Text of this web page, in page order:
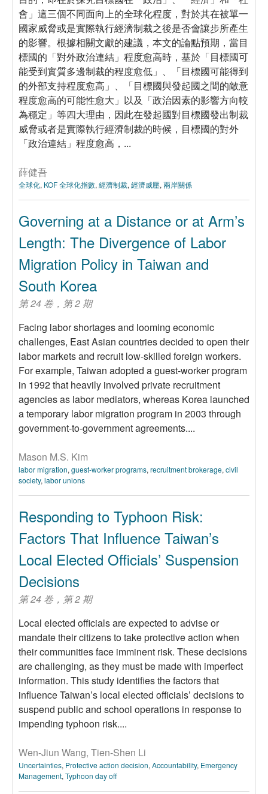
會」這三個不同面向上的全球化程度，對於其在被單一
國家威脅或是實際執行經濟制裁之後是否會讓步所產生
的影響。根據相關文獻的建議，本文的論點預期，當目
標國的「對外政治連結」程度愈高時，基於「目標國可
能受到實質多邊制裁的程度愈低」、「目標國可能得到
的外部支持程度愈高」、「目標國與發起國之間的敵意
程度愈高的可能性愈大」以及「政治因素的影響方向較
為穩定」等四大理由，因此在發起國對目標國發出制裁
威脅或者是實際執行經濟制裁的時候，目標國的對外
「政治連結」程度愈高，...
薛健吾
全球化, KOF 全球化指數, 經濟制裁, 經濟威壓, 兩岸關係
Governing at a Distance or at Arm’s
Length: The Divergence of Labor
Migration Policy in Taiwan and
South Korea
第 24 卷，第 2 期
Facing labor shortages and looming economic
challenges, East Asian countries decided to open their
labor markets and recruit low-skilled foreign workers.
For example, Taiwan adopted a guest-worker program
in 1992 that heavily involved private recruitment
agencies as labor mediators, whereas Korea launched
a temporary labor migration program in 2003 through
government-to-government agreements....
Mason M.S. Kim
labor migration, guest-worker programs, recruitment brokerage, civil
society, labor unions
Responding to Typhoon Risk:
Factors That Influence Taiwan’s
Local Elected Officials’ Suspension
Decisions
第 24 卷，第 2 期
Local elected officials are expected to advise or
mandate their citizens to take protective action when
their communities face imminent risk. These decisions
are challenging, as they must be made with imperfect
information. This study identifies the factors that
influence Taiwan’s local elected officials’ decisions to
suspend public and school operations in response to
impending typhoon risk....
Wen-Jiun Wang, Tien-Shen Li
Uncertainties, Protective action decision, Accountability, Emergency
Management, Typhoon day off